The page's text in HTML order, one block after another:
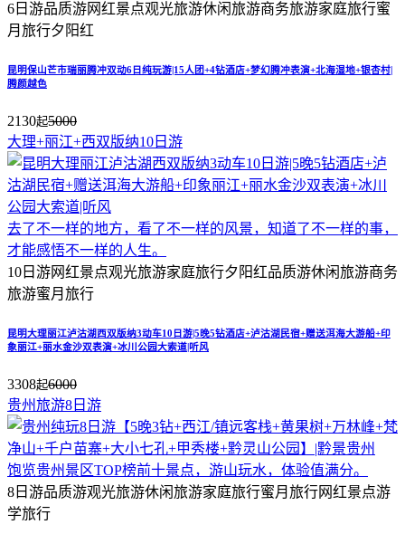
6日游品质游网红景点观光旅游休闲旅游商务旅游家庭旅行蜜
月旅行夕阳红
昆明保山芒市瑞丽腾冲双动6日纯玩游|15人团+4钻酒店+梦幻腾冲表演+北海湿地+银杏村|
腾颜越色
2130起5000
大理+丽江+西双版纳10日游
去了不一样的地方，看了不一样的风景，知道了不一样的事，
才能感悟不一样的人生。
10日游网红景点观光旅游家庭旅行夕阳红品质游休闲旅游商务
旅游蜜月旅行
昆明大理丽江泸沽湖西双版纳3动车10日游|5晚5钻酒店+泸沽湖民宿+赠送洱海大游船+印
象丽江+丽水金沙双表演+冰川公园大索道|听风
3308起6000
贵州旅游8日游
饱览贵州景区TOP榜前十景点，游山玩水，体验值满分。
8日游品质游观光旅游休闲旅游家庭旅行蜜月旅行网红景点游
学旅行